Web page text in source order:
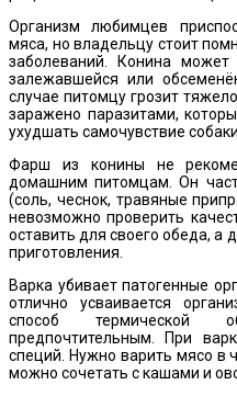
Организм любимцев
мяса, но владельцу стоит
заболеваний. Конина
залежавшейся или
случае питомцу грозит
заражено паразитами,
ухудшать самочувствие
Фарш из конины не
домашним питомцам. Он
(соль, чеснок, травяные
невозможно проверить
оставить для своего обеда, а
приготовления.
Варка убивает патогенные
отлично усваивается
способ термической
предпочтительным. При
специй. Нужно варить мясо в
можно сочетать с кашами и